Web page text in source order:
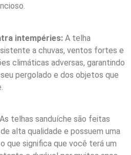
intempéries: A telha
a chuvas, ventos fortes e
climáticas adversas, garantindo
pergolado e dos objetos que
As telhas sanduíche são feitas
alta qualidade e possuem uma
que significa que você terá um